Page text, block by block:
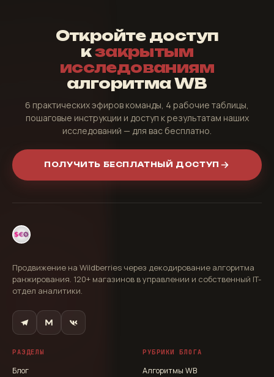
Откройте доступ
кзакрытым
исследованиям
алгоритма WB
6 практических эфиров команды, 4 рабочие таблицы,
пошаговые инструкции и доступ к результатам наших
исследований — для вас бесплатно.
ПОЛУЧИТЬ БЕСПЛАТНЫЙ ДОСТУП
Продвижение на Wildberries через декодирование алгоритма
ранжирования. 120+ магазинов в управлении и собственный IT-
отдел аналитики.
РАЗДЕЛЫ
Блог
РУБРИКИ БЛОГА
Алгоритмы WB